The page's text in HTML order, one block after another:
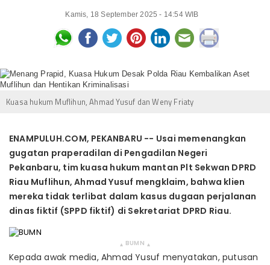
Kamis, 18 September 2025 - 14:54 WIB
Kuasa hukum Muflihun, Ahmad Yusuf dan Weny Friaty
ENAMPULUH.COM, PEKANBARU -- Usai memenangkan
gugatan praperadilan di Pengadilan Negeri
Pekanbaru, tim kuasa hukum mantan Plt Sekwan DPRD
Riau Muflihun, Ahmad Yusuf mengklaim, bahwa klien
mereka tidak terlibat dalam kasus dugaan perjalanan
dinas fiktif (SPPD fiktif) di Sekretariat DPRD Riau.
▴ BUMN ▴
Kepada awak media, Ahmad Yusuf menyatakan, putusan